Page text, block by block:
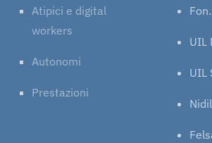
Atipici e digital
workers
Autonomi
Prestazioni
UIL
UIL